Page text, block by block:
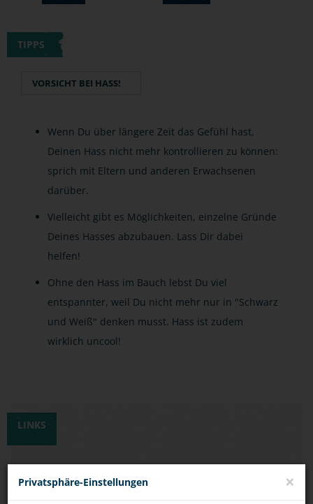
TIPPS
VORSICHT BEI HASS!
Wenn Du über längere Zeit das Gefühl hast,
Deinen Hass nicht mehr kontrollieren zu können:
sprich mit Eltern und anderen Erwachsenen
darüber.
Vielleicht gibt es Möglichkeiten, einzelne Gründe
Deines Hasses abzubauen. Lass Dir dabei
helfen!
Ohne den Hass im Bauch lebst Du viel
entspannter, weil Du nicht mehr nur in "Schwarz
und Weiß" denken musst. Hass ist zudem
wirklich uncool!
LINKS
Privatsphäre-Einstellungen ×